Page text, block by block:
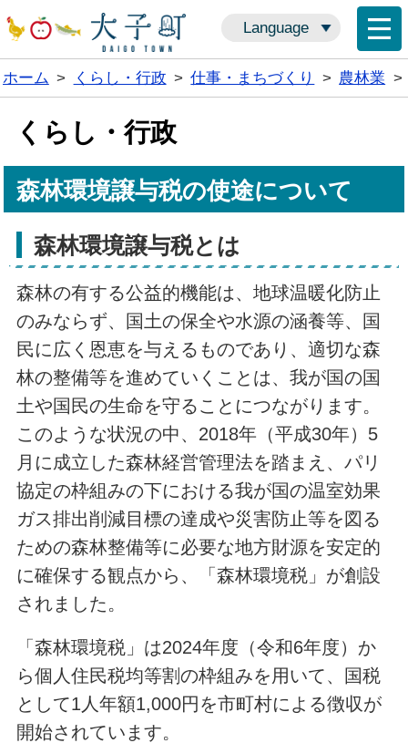
Language
ホーム > くらし・行政 > 仕事・まちづくり > 農林業 >
くらし・行政
森林環境譲与税の使途について
森林環境譲与税とは
森林の有する公益的機能は、地球温暖化防止
のみならず、国土の保全や水源の涵養等、国
民に広く恩恵を与えるものであり、適切な森
林の整備等を進めていくことは、我が国の国
土や国民の生命を守ることにつながります。
このような状況の中、2018年（平成30年）5
月に成立した森林経営管理法を踏まえ、パリ
協定の枠組みの下における我が国の温室効果
ガス排出削減目標の達成や災害防止等を図る
ための森林整備等に必要な地方財源を安定的
に確保する観点から、「森林環境税」が創設
されました。
「森林環境税」は2024年度（令和6年度）か
ら個人住民税均等割の枠組みを用いて、国税
として1人年額1,000円を市町村による徴収が
開始されています。